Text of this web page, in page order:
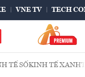
VNE TV TECH
TẾ SỐKINH TẾ XANH